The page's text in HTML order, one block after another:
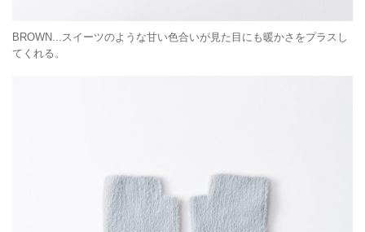
BROWN...スイーツのような甘い色合いが見た目にも暖かさをプラスし
てくれる。